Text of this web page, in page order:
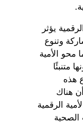
يؤثر
وتنوع
محو الأمية
متنبئًا
هذه
هناك
الرقمية
الصحية